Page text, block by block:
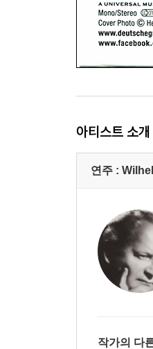
아티스트 소개
연주 :
작가의 다